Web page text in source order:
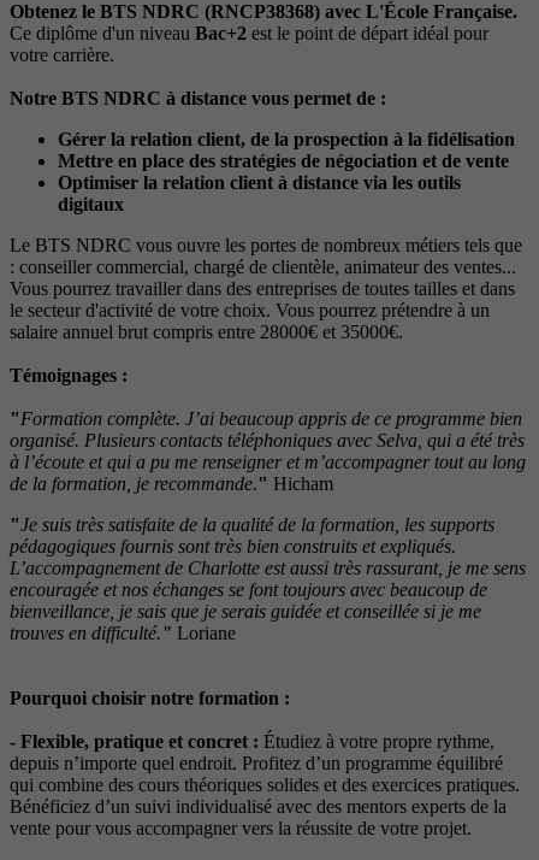
Obtenez le BTS NDRC (RNCP38368) avec L'École Française.
Ce diplôme d'un niveau Bac+2 est le point de départ idéal pour
votre carrière.
Notre BTS NDRC à distance vous permet de :
Gérer la relation client, de la prospection à la fidélisation
Mettre en place des stratégies de négociation et de vente
Optimiser la relation client à distance via les outils
digitaux
Le BTS NDRC vous ouvre les portes de nombreux métiers tels que
: conseiller commercial, chargé de clientèle, animateur des ventes...
Vous pourrez travailler dans des entreprises de toutes tailles et dans
le secteur d'activité de votre choix. Vous pourrez prétendre à un
salaire annuel brut compris entre 28000€ et 35000€.
Témoignages :
"Formation complète. J’ai beaucoup appris de ce programme bien
organisé. Plusieurs contacts téléphoniques avec Selva, qui a été très
à l’écoute et qui a pu me renseigner et m’accompagner tout au long
de la formation, je recommande." Hicham
"Je suis très satisfaite de la qualité de la formation, les supports
pédagogiques fournis sont très bien construits et expliqués.
L’accompagnement de Charlotte est aussi très rassurant, je me sens
encouragée et nos échanges se font toujours avec beaucoup de
bienveillance, je sais que je serais guidée et conseillée si je me
trouves en difficulté. " Loriane
Pourquoi choisir notre formation :
- Flexible, pratique et concret : Étudiez à votre propre rythme,
depuis n’importe quel endroit. Profitez d’un programme équilibré
qui combine des cours théoriques solides et des exercices pratiques.
Bénéficiez d’un suivi individualisé avec des mentors experts de la
vente pour vous accompagner vers la réussite de votre projet.